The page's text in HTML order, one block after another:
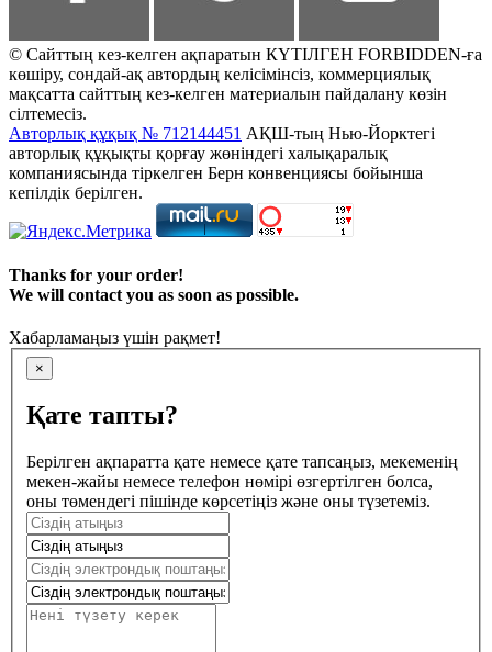
© Сайттың кез-келген ақпаратын КҮТІЛГЕН FORBIDDEN-ға
көшіру, сондай-ақ автордың келісімінсіз, коммерциялық
мақсатта сайттың кез-келген материалын пайдалану көзін
сілтемесіз.
Авторлық құқық № 712144451 АҚШ-тың Нью-Йорктегі
авторлық құқықты қорғау жөніндегі халықаралық
компаниясында тіркелген Берн конвенциясы бойынша
кепілдік берілген.
Thanks for your order!
We will contact you as soon as possible.
Хабарламаңыз үшін рақмет!
×
Қате тапты?
Берілген ақпаратта қате немесе қате тапсаңыз, мекеменің
мекен-жайы немесе телефон нөмірі өзгертілген болса,
оны төмендегі пішінде көрсетіңіз және оны түзетеміз.